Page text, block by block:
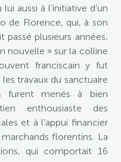
aussi à l’initiative d’un
de Florence, qui, à son
passé plusieurs années,
nouvelle » sur la colline
franciscain y fut
travaux du sanctuaire
furent menés à bien
enthousiaste des
et à l’appui financier
florentins. La
qui comportait 16